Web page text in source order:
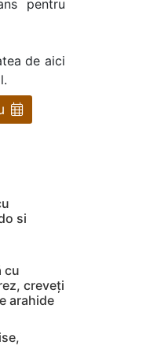
pentru
de aici
si
cu
creveți
arahide